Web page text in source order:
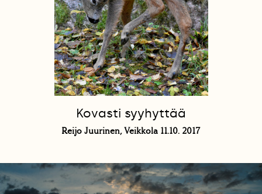
Kovasti syyhyttää
Reijo Juurinen, Veikkola 11.10. 2017